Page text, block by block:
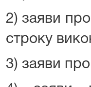
2) заяви
строку
3) заяви